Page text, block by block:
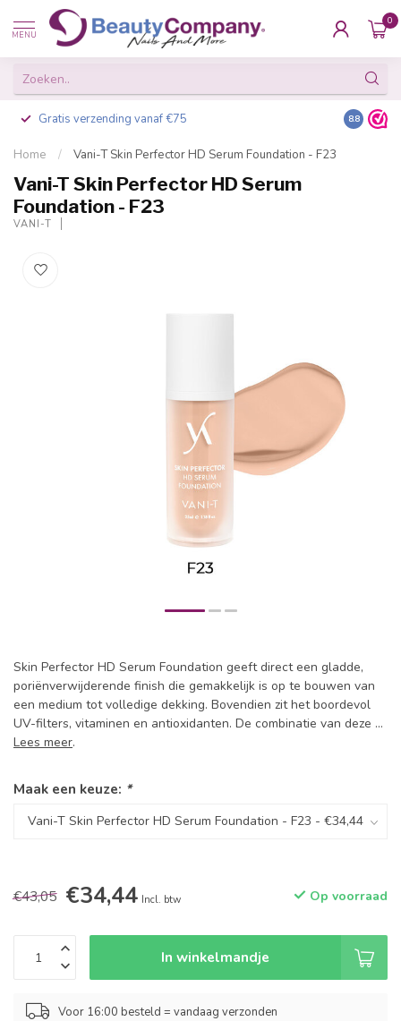
MENU
0
Gratis verzending vanaf €75 Besteld
8.8
Home / Vani-T Skin Perfector HD Serum Foundation - F23
Vani-T Skin Perfector HD Serum
Foundation - F23
VANI-T
Skin Perfector HD Serum Foundation geeft direct een gladde,
poriënverwijderende finish die gemakkelijk is op te bouwen van
een medium tot volledige dekking. Bovendien zit het boordevol
UV-filters, vitaminen en antioxidanten. De combinatie van deze ...
Lees meer.
Maak een keuze: *
€43,05 €34,44 Incl. btw Op voorraad
In winkelmandje
Voor 16:00 besteld = vandaag verzonden